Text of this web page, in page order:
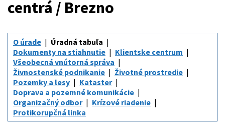
centrá / Brezno
O úrade
Úradná tabuľa
Dokumenty na stiahnutie
Klientske centrum
Všeobecná vnútorná správa
Živnostenské podnikanie
Životné prostredie
Pozemky a lesy
Kataster
Doprava a pozemné komunikácie
Organizačný odbor
Krízové riadenie
Protikorupčná linka